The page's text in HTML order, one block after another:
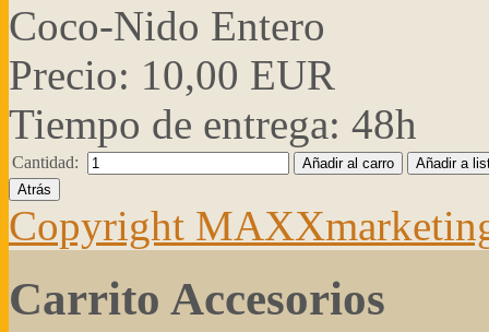
Coco-Nido Entero
Precio: 10,00 EUR
Tiempo de entrega: 48h
Cantidad:
Copyright
Carrito Accesorios